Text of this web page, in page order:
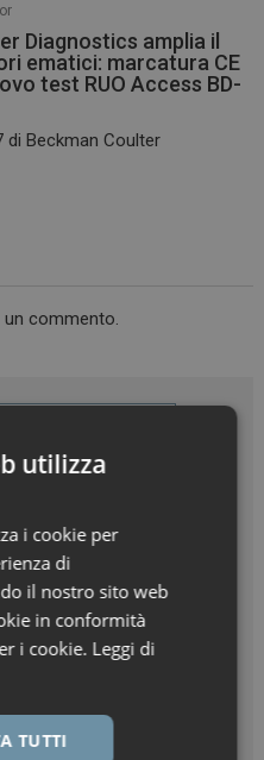
Diagnostics amplia il
ematici: marcatura CE
test RUO Access BD-
Beckman Coulter
un commento.
utilizza
i cookie per
di
il nostro sito web
in conformità
i cookie. Leggi di
TUTTI